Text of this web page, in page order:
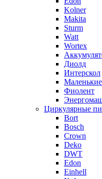
Kolner
Makita
Sturm
Watt
Wortex
Диолд
Интерскол
Маленькие
Фиолент
Циркулярные
Bort
Bosch
Crown
Deko
DWT
Edon
Einhell